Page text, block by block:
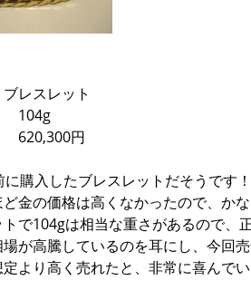
スレット
620,300円
購入したブレスレットだそうです！
金の価格は高くなかったので、か
で104gは相当な重さがあるので、
が高騰しているのを耳にし、今回
より高く売れたと、非常に喜んでい